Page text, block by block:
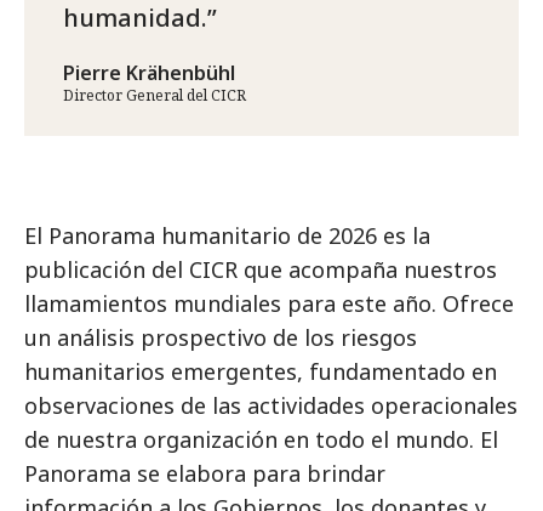
humanidad.
Pierre Krähenbühl
Director General del CICR
El Panorama humanitario de 2026 es la
publicación del CICR que acompaña nuestros
llamamientos mundiales para este año. Ofrece
un análisis prospectivo de los riesgos
humanitarios emergentes, fundamentado en
observaciones de las actividades operacionales
de nuestra organización en todo el mundo. El
Panorama se elabora para brindar